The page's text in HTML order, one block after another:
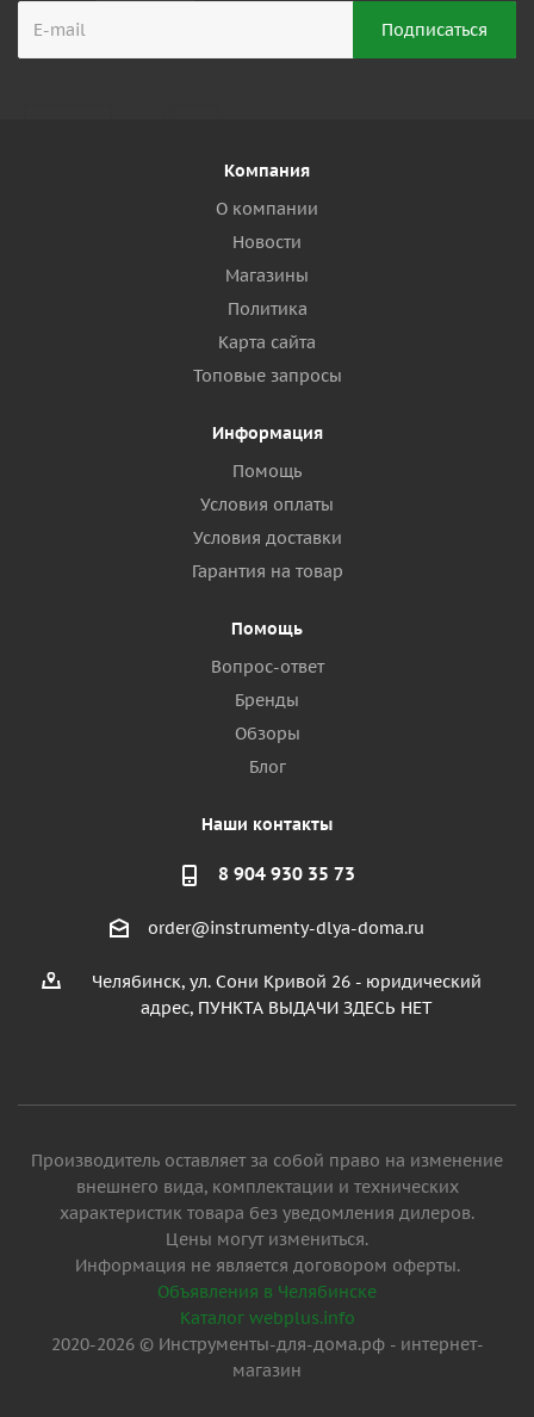
Компания
О компании
Новости
Магазины
Политика
Карта сайта
Топовые запросы
Информация
Помощь
Условия оплаты
Условия доставки
Гарантия на товар
Помощь
Вопрос-ответ
Бренды
Обзоры
Блог
Наши контакты
8 904 930 35 73
order@instrumenty-dlya-doma.ru
Челябинск, ул. Сони Кривой 26 - юридический
адрес, ПУНКТА ВЫДАЧИ ЗДЕСЬ НЕТ
Производитель оставляет за собой право на изменение
внешнего вида, комплектации и технических
характеристик товара без уведомления дилеров.
Цены могут измениться.
Информация не является договором оферты.
Объявления в Челябинске
Каталог webplus.info
2020-2026 © Инструменты-для-дома.рф - интернет-
магазин